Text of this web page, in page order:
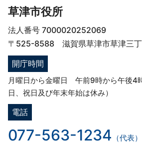
草津市役所
法人番号 7000020252069
〒525-8588 滋賀県草津市草津三
開庁時間
月曜日から金曜日 午前9時から午後4
日、祝日及び年末年始は休み）
電話
077-563-1234 （代表）